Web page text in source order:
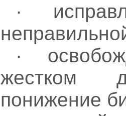
·
·
жестком
понижение